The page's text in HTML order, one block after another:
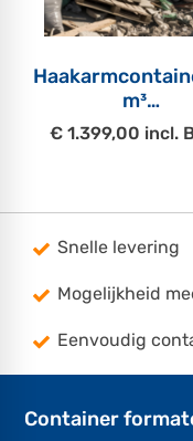
m³
Bouw- en
€ 1.399,00 incl.
Snelle levering
Mogelijkheid
Eenvoudig
Container